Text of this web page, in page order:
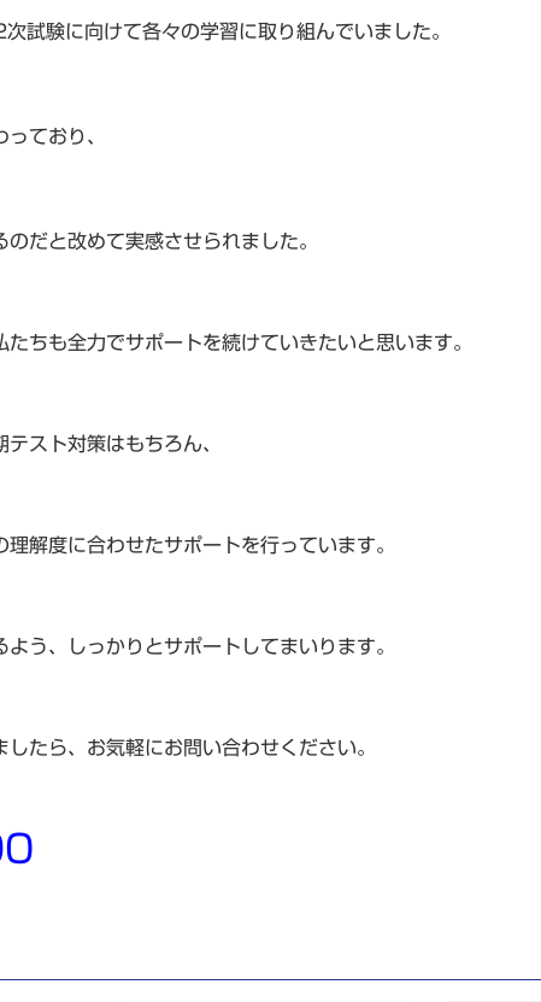
試験に向けて各々の学習に取り組んでいました。
っており、
だと改めて実感させられました。
ちも全力でサポートを続けていきたいと思います。
スト対策はもちろん、
解度に合わせたサポートを行っています。
う、しっかりとサポートしてまいります。
たら、お気軽にお問い合わせください。